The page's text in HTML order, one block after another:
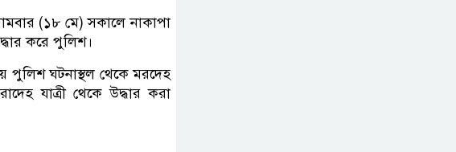
(১৮ মে) সকালে নাকাপা
করে পুলিশ।
পুলিশ ঘটনাস্থল থেকে মরদেহ
যাত্রী থেকে উদ্ধার করা